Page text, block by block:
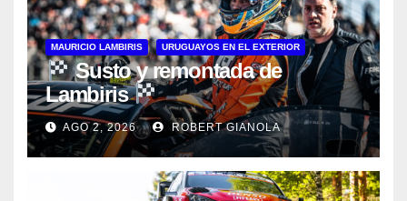
MAURICIO LAMBIRIS URUGUAYOS EN EL EXTERIOR
Susto y remontada de
Lambiris
AGO 2, 2026 ROBERT GIANOLA